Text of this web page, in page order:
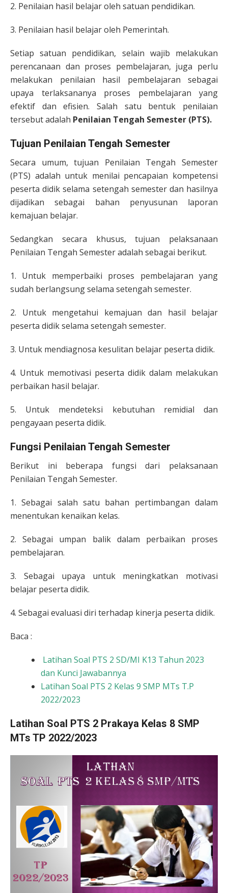
2. Penilaian hasil belajar oleh satuan pendidikan.
3. Penilaian hasil belajar oleh Pemerintah.
Setiap satuan pendidikan, selain wajib melakukan
perencanaan dan proses pembelajaran, juga perlu
melakukan penilaian hasil pembelajaran sebagai
upaya terlaksananya proses pembelajaran yang
efektif dan efisien. Salah satu bentuk penilaian
tersebut adalah Penilaian Tengah Semester (PTS).
Tujuan Penilaian Tengah Semester
Secara umum, tujuan Penilaian Tengah Semester
(PTS) adalah untuk menilai pencapaian kompetensi
peserta didik selama setengah semester dan hasilnya
dijadikan sebagai bahan penyusunan laporan
kemajuan belajar.
Sedangkan secara khusus, tujuan pelaksanaan
Penilaian Tengah Semester adalah sebagai berikut.
1. Untuk memperbaiki proses pembelajaran yang
sudah berlangsung selama setengah semester.
2. Untuk mengetahui kemajuan dan hasil belajar
peserta didik selama setengah semester.
3. Untuk mendiagnosa kesulitan belajar peserta didik.
4. Untuk memotivasi peserta didik dalam melakukan
perbaikan hasil belajar.
5. Untuk mendeteksi kebutuhan remidial dan
pengayaan peserta didik.
Fungsi Penilaian Tengah Semester
Berikut ini beberapa fungsi dari pelaksanaan
Penilaian Tengah Semester.
1. Sebagai salah satu bahan pertimbangan dalam
menentukan kenaikan kelas.
2. Sebagai umpan balik dalam perbaikan proses
pembelajaran.
3. Sebagai upaya untuk meningkatkan motivasi
belajar peserta didik.
4. Sebagai evaluasi diri terhadap kinerja peserta didik.
Baca :
Latihan Soal PTS 2 SD/MI K13 Tahun 2023
dan Kunci Jawabannya
Latihan Soal PTS 2 Kelas 9 SMP MTs T.P
2022/2023
Latihan Soal PTS 2 Prakaya Kelas 8 SMP
MTs TP 2022/2023